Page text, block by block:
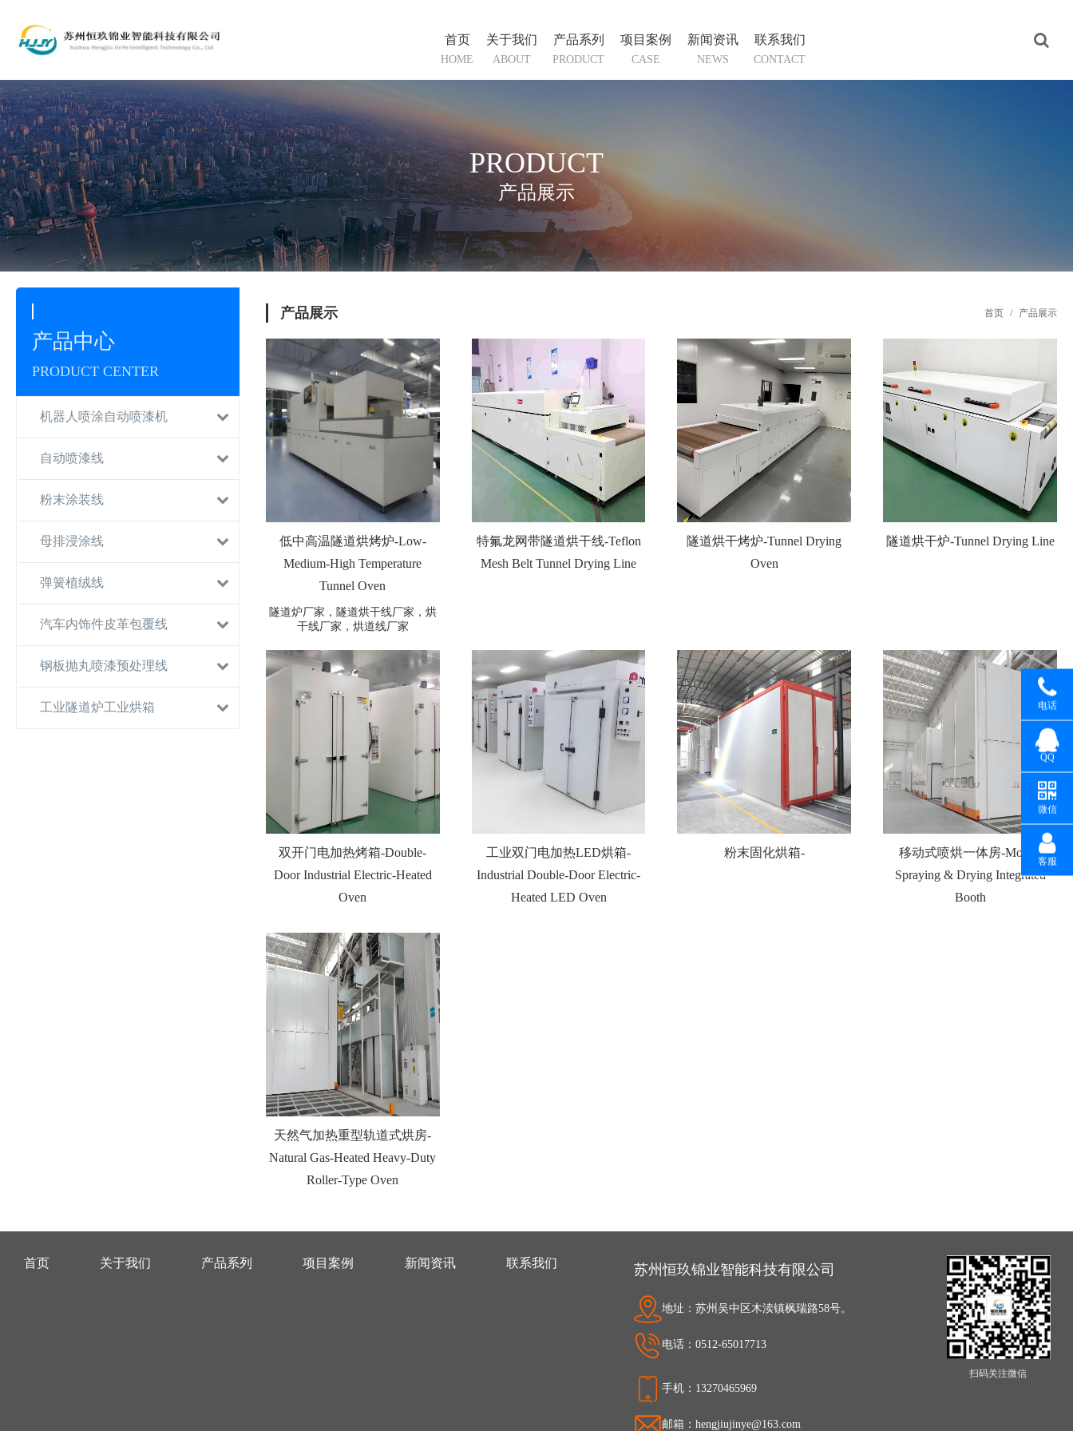
首页
HOME
关于我们
ABOUT
产品系列
PRODUCT
项目案例
CASE
新闻资讯
NEWS
联系我们
CONTACT
PRODUCT
产品展示
产品中心
PRODUCT CENTER
机器人喷涂自动喷漆机
自动喷漆线
粉末涂装线
母排浸涂线
弹簧植绒线
汽车内饰件皮革包覆线
钢板抛丸喷漆预处理线
工业隧道炉工业烘箱
产品展示 首页 / 产品展示
低中高温隧道烘烤炉-Low-
Medium-High Temperature
Tunnel Oven
隧道炉厂家，隧道烘干线厂家，烘
干线厂家，烘道线厂家
特氟龙网带隧道烘干线-Teflon
Mesh Belt Tunnel Drying Line
隧道烘干烤炉-Tunnel Drying
Oven
隧道烘干炉-Tunnel Drying Line
双开门电加热烤箱-Double-
Door Industrial Electric-Heated
Oven
工业双门电加热LED烘箱-
Industrial Double-Door Electric-
Heated LED Oven
粉末固化烘箱-
移动式喷烘一体房-Mobile
Spraying & Drying Integrated
Booth
天然气加热重型轨道式烘房-
Natural Gas-Heated Heavy-Duty
Roller-Type Oven
首页 关于我们 产品系列 项目案例 新闻资讯 联系我们 苏州恒玖锦业智能科技有限公司
地址：苏州吴中区木渎镇枫瑞路58号。
电话：0512-65017713
手机：13270465969
邮箱：hengjiujinye@163.com
扫码关注微信
电话
QQ
微信
客服